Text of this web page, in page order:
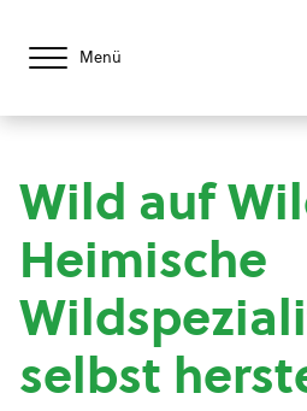
Menü
Wild auf
Heimische
selbst